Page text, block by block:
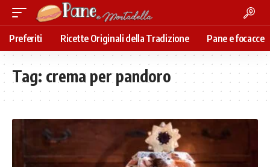
Preferiti Ricette Originali della Tradizione Pane e focacce
Tag: crema per pandoro